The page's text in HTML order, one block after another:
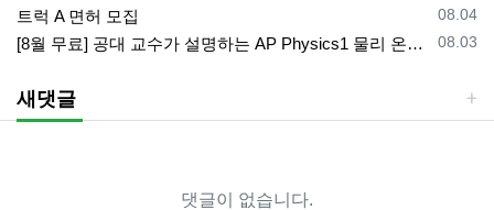
등록일
08.04
트럭 A 면허 모집
등록일
08.03
[8월 무료] 공대 교수가 설명하는 AP Physics1 물리 온라인 강의
새댓글
댓글이 없습니다.